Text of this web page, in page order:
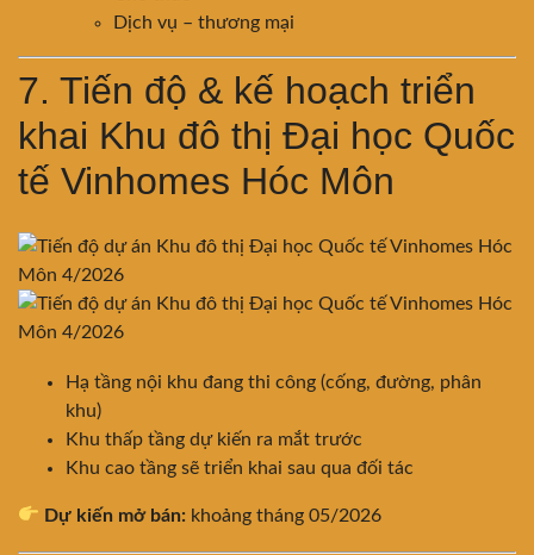
Dịch vụ – thương mại
7. Tiến độ & kế hoạch triển
khai Khu đô thị Đại học Quốc
tế Vinhomes Hóc Môn
Hạ tầng nội khu đang thi công (cống, đường, phân
khu)
Khu thấp tầng dự kiến ra mắt trước
Khu cao tầng sẽ triển khai sau qua đối tác
Dự kiến mở bán: khoảng tháng 05/2026